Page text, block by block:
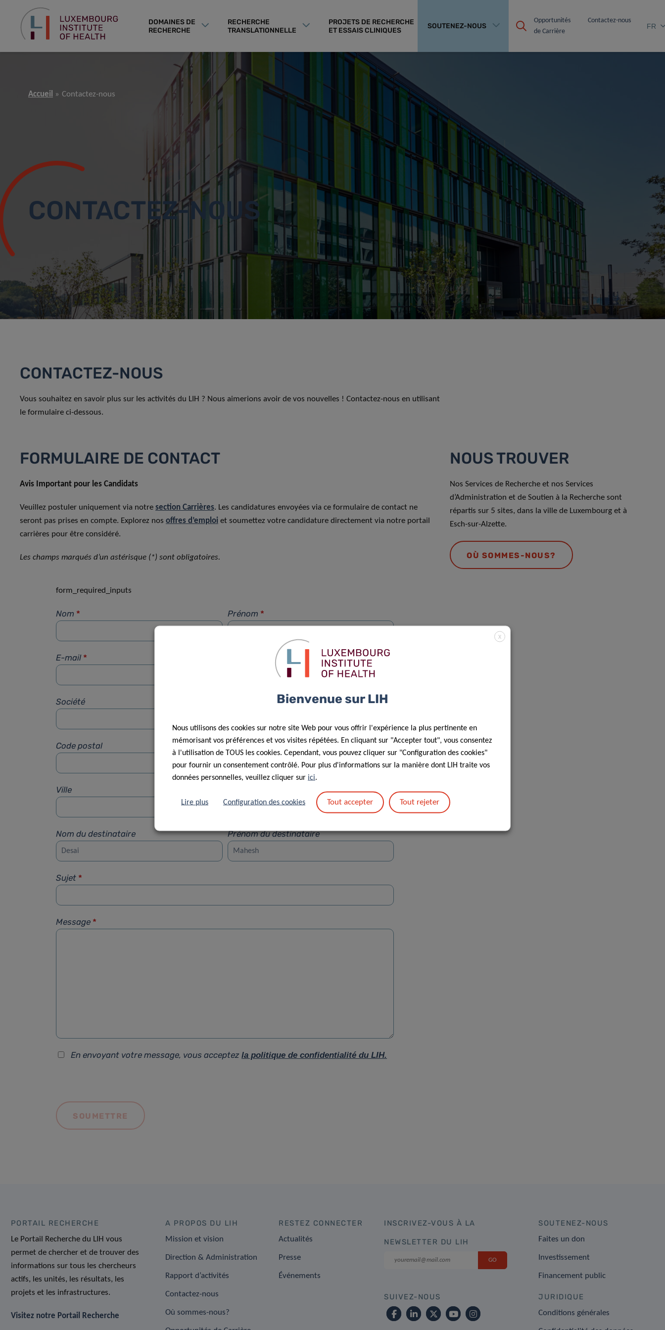
DOMAINES DE
RECHERCHE
RECHERCHE
TRANSLATIONNELLE
PROJETS DE RECHERCHE
ET ESSAIS CLINIQUES
SOUTENEZ-NOUS
Opportunités
de Carrière
Contactez-nous
FR
Accueil Contactez-nous
CONTACTEZ-NOUS
CONTACTEZ-NOUS
Vous souhaitez en savoir plus sur les activités du LIH ? Nous aimerions avoir de vos nouvelles ! Contactez-nous en utilisant
le formulaire ci-dessous.
FORMULAIRE DE CONTACT
Avis Important pour les Candidats
Veuillez postuler uniquement via notre section Carrières. Les candidatures envoyées via ce formulaire de contact ne
seront pas prises en compte. Explorez nos offres d’emploi et soumettez votre candidature directement via notre portail
carrières pour être considéré.
Les champs marqués d’un astérisque (*) sont obligatoires.
form_required_inputs
Nom * Prénom *
E-mail *
Société
Code postal Rue
Ville
Nom du destinataire Prénom du destinataire
Sujet *
Message *
En envoyant votre message, vous acceptezla politique de confidentialité du LIH.
NOUS TROUVER
Nos Services de Recherche et nos Services
d’Administration et de Soutien à la Recherche sont
répartis sur 5 sites, dans la ville de Luxembourg et à
Esch-sur-Alzette.
OÙ SOMMES-NOUS?
PORTAIL RECHERCHE
Le Portail Recherche du LIH vous
permet de chercher et de trouver des
informations sur tous les chercheurs
actifs, les unités, les résultats, les
projets et les infrastructures.
Visitez notre Portail Recherche
A PROPOS DU LIH
Mission et vision
Direction & Administration
Rapport d’activités
Contactez-nous
Où sommes-nous?
RESTEZ CONNECTER
Actualités
Presse
Événements
INSCRIVEZ-VOUS À LA
NEWSLETTER DU LIH
SUIVEZ-NOUS
SOUTENEZ-NOUS
Faites un don
Investissement
Financement public
JURIDIQUE
Conditions générales
X
Bienvenue sur LIH
Nous utilisons des cookies sur notre site Web pour vous offrir l'expérience la plus pertinente en
mémorisant vos préférences et vos visites répétées. En cliquant sur "Accepter tout", vous consentez
à l'utilisation de TOUS les cookies. Cependant, vous pouvez cliquer sur "Configuration des cookies"
pour fournir un consentement contrôlé. Pour plus d'informations sur la manière dont LIH traite vos
données personnelles, veuillez cliquer sur ici.
Lire plus Configuration des cookies Tout accepter Tout rejeter